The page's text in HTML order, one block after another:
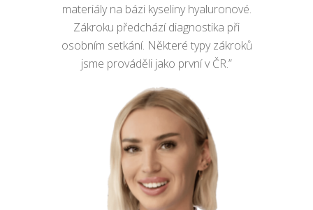
materiály na bázi kyseliny hyaluronové.
Zákroku předchází diagnostika při
osobním setkání. Některé typy zákroků
jsme prováděli jako první v ČR.”